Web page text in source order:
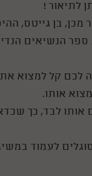
לתיאור !
לאחר מכן, בן גייטס,
הנשיאים
לכם קל למצוא
אותו.
לבד, כך
לעמוד